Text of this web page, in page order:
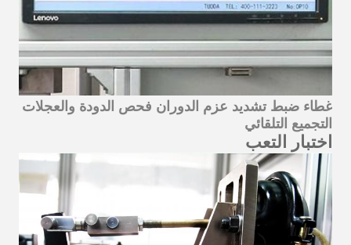
غطاء ضبط تشديد عزم الدوران فحص الدودة والعجلات
التجميع التلقائي
اختبار التعب